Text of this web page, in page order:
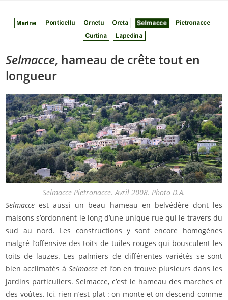
content
Selmacce, hameau de crête tout en
longueur
Selmacce Pietronacce. Avril 2008. Photo D.A.
Selmacce est aussi un beau hameau en belvédère dont les
maisons s’ordonnent le long d’une unique rue qui le travers du
sud au nord. Les constructions y sont encore homogènes
malgré l’offensive des toits de tuiles rouges qui bousculent les
toits de lauzes. Les palmiers de différentes variétés se sont
bien acclimatés à Selmacceet l’on en trouve plusieurs dans les
jardins particuliers. Selmacce, c’est le hameau des marches et
des voûtes. Ici, rien n’est plat : on monte et on descend comme